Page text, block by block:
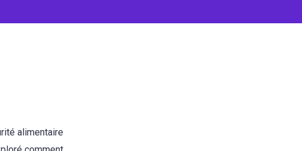
alimentaire